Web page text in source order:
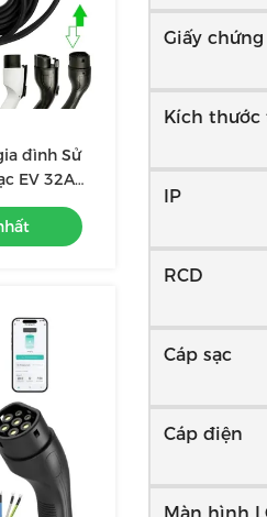
đình Sử
EV 32A
Wallbox
Giấy
Kích thước
IP
RCD
Cáp sạc
Cáp điện